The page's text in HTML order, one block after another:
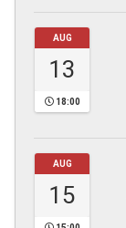
AUG
13
18:00
AUG
15